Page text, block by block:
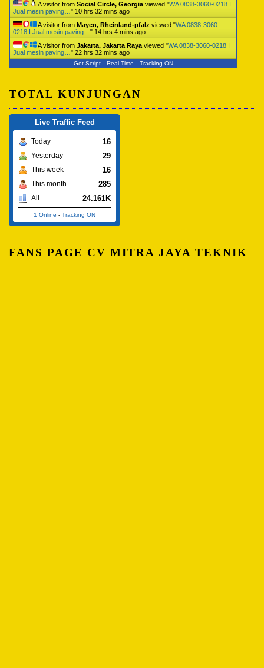
A visitor from Social Circle, Georgia viewed "WA 0838-3060-0218 I
Jual mesin paving… " 10 hrs 32 mins ago
A visitor from Mayen, Rheinland-pfalz viewed "WA 0838-3060-
0218 I Jual mesin paving… " 14 hrs 4 mins ago
A visitor from Jakarta, Jakarta Raya viewed "WA 0838-3060-0218 I
Jual mesin paving… " 22 hrs 32 mins ago
Get Script Real Time Tracking ON
TOTAL KUNJUNGAN
Live Traffic Feed
Today 16
Yesterday 29
This week 16
This month 285
All 24.161K
1 Online - Tracking ON
FANS PAGE CV MITRA JAYA TEKNIK